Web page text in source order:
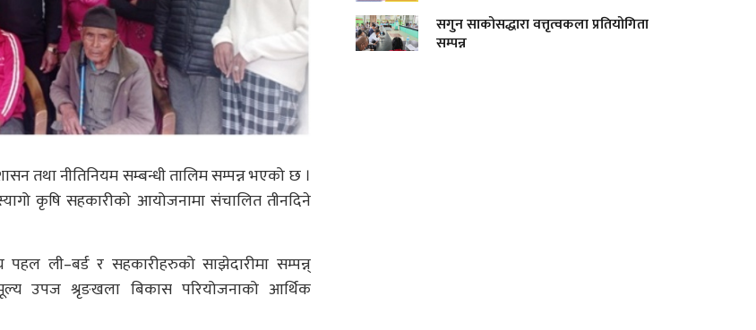
तथा नीतिनियम सम्बन्धी तालिम सम्पन्न भएको छ ।
कृषि सहकारीको आयोजनामा संचालित तीनदिने
ली–बर्ड र सहकारीहरुको साझेदारीमा सम्पन्न्
उपज श्रृङखला बिकास परियोजनाको आर्थिक
सगुन साकोसद्धारा वत्तृत्वकला प्रतियोगिता
सम्पन्न